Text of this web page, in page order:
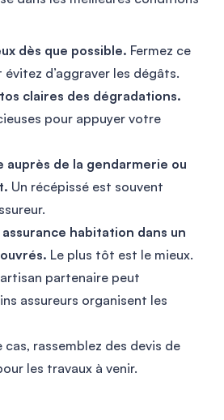
dès que possible. Fermez ce
évitez d’aggraver les dégâts.
claires des dégradations.
pour appuyer votre
auprès de la gendarmerie ou
Un récépissé est souvent
habitation dans un
Le plus tôt est le mieux.
partenaire peut
assureurs organisent les
cas, rassemblez des devis de
les travaux à venir.